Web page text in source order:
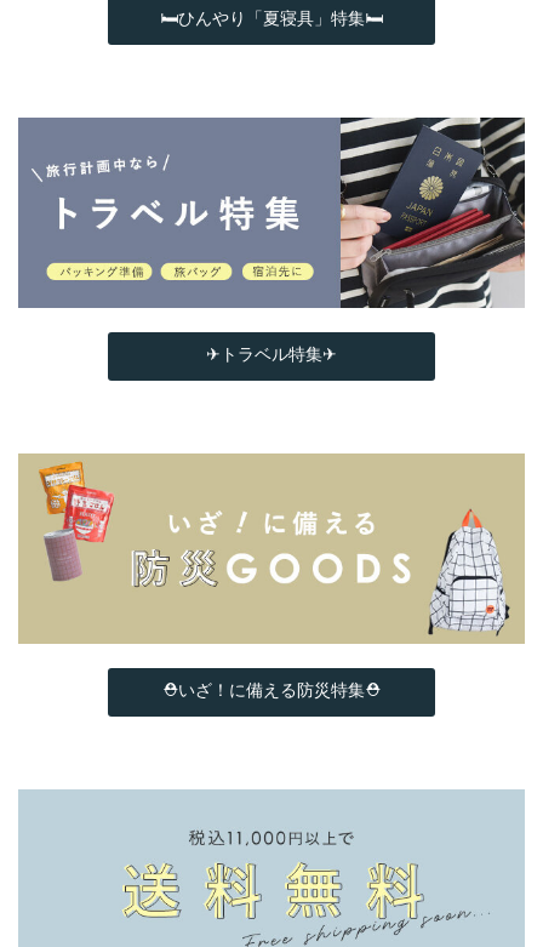
🛏ひんやり「夏寝具」特集🛏
✈トラベル特集✈
⛑いざ！に備える防災特集⛑